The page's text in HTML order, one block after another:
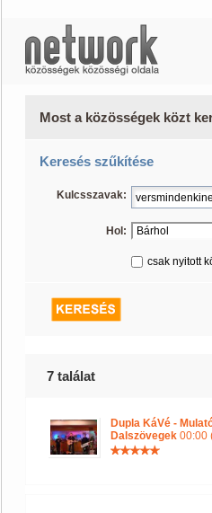
Most a közösségek közt
Keresés szűkítése
Kulcsszavak:
Hol:
csak nyitott
7 találat
Dupla KáVé -
Dalszövegek 00:00